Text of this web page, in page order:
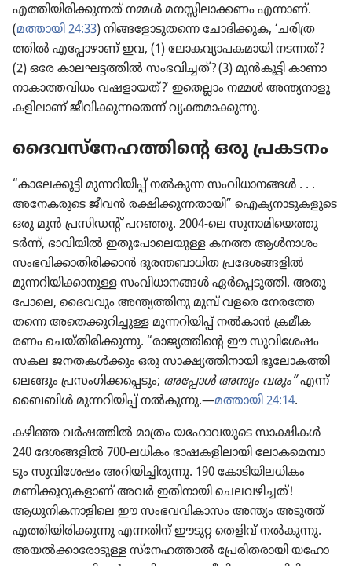
എത്തിയി​രി​ക്കു​ന്നത്‌ നമ്മൾ മനസ്സി​ലാ​ക്കണം എന്നാണ്‌.
(മത്തായി 24:33) നിങ്ങ​ളോ​ടു​തന്നെ ചോദി​ക്കുക, ‘ചരി​ത്ര​
ത്തിൽ എപ്പോ​ഴാണ്‌ ഇവ, (1) ലോക​വ്യാ​പ​ക​മാ​യി നടന്നത്‌?
(2) ഒരേ കാലഘ​ട്ട​ത്തിൽ സംഭവി​ച്ചത്‌? (3) മുൻകൂ​ട്ടി കാണാ​
നാ​കാ​ത്ത​വി​ധം വഷളാ​യത്‌?’ ഇതെല്ലാം നമ്മൾ അന്ത്യനാ​ളു​
ക​ളി​ലാണ്‌ ജീവി​ക്കു​ന്ന​തെന്ന്‌ വ്യക്തമാ​ക്കു​ന്നു.
ദൈവസ്‌നേ​ഹ​ത്തി​ന്റെ ഒരു പ്രകടനം
“കാലേ​ക്കൂ​ട്ടി മുന്നറി​യിപ്പ്‌ നൽകുന്ന സംവി​ധാ​നങ്ങൾ . . .
അനേക​രു​ടെ ജീവൻ രക്ഷിക്കു​ന്ന​താ​യി” ഐക്യ​നാ​ടു​ക​ളു​ടെ
ഒരു മുൻ പ്രസി​ഡന്റ്‌ പറഞ്ഞു. 2004-ലെ സുനാ​മി​യെ​ത്തു​
ടർന്ന്‌, ഭാവി​യിൽ ഇതു​പോ​ലെ​യുള്ള കനത്ത ആൾനാശം
സംഭവി​ക്കാ​തി​രി​ക്കാൻ ദുരന്ത​ബാ​ധിത പ്രദേ​ശ​ങ്ങ​ളിൽ
മുന്നറി​യി​ക്കാ​നുള്ള സംവി​ധാ​നങ്ങൾ ഏർപ്പെ​ടു​ത്തി. അതു​
പോ​ലെ, ദൈവ​വും അന്ത്യത്തി​നു മുമ്പ്‌ വളരെ നേര​ത്തേ​
തന്നെ അതെക്കു​റി​ച്ചുള്ള മുന്നറി​യിപ്പ്‌ നൽകാൻ ക്രമീ​ക​
രണം ചെയ്‌തി​രി​ക്കു​ന്നു. “രാജ്യ​ത്തി​ന്റെ ഈ സുവി​ശേഷം
സകല ജനതകൾക്കും ഒരു സാക്ഷ്യ​ത്തി​നാ​യി ഭൂലോ​ക​ത്തി​
ലെ​ങ്ങും പ്രസം​ഗി​ക്ക​പ്പെ​ടും; അപ്പോൾ അന്ത്യം വരും”എന്ന്‌
ബൈബിൾ മുന്നറി​യിപ്പ്‌ നൽകുന്നു.—മത്തായി 24:14.
കഴിഞ്ഞ വർഷത്തിൽ മാത്രം യഹോ​വ​യു​ടെ സാക്ഷികൾ
240 ദേശങ്ങ​ളിൽ 700-ലധികം ഭാഷക​ളി​ലാ​യി ലോക​മെ​മ്പാ​
ടും സുവി​ശേഷം അറിയി​ച്ചി​രു​ന്നു. 190 കോടി​യി​ല​ധി​കം
മണിക്കൂ​റു​ക​ളാണ്‌ അവർ ഇതിനാ​യി ചെലവ​ഴി​ച്ചത്‌!
ആധുനി​ക​നാ​ളി​ലെ ഈ സംഭവ​വി​കാ​സം അന്ത്യം അടുത്ത്‌
എത്തിയി​രി​ക്കു​ന്നു എന്നതിന്‌ ഈടുറ്റ തെളിവ്‌ നൽകുന്നു.
അയൽക്കാ​രോ​ടുള്ള സ്‌നേ​ഹ​ത്താൽ പ്രേരി​ത​രാ​യി യഹോ​